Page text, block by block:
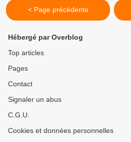
< Page précédente
Hébergé par Overblog
Top articles
Pages
Contact
Signaler un abus
C.G.U.
Cookies et données personnelles